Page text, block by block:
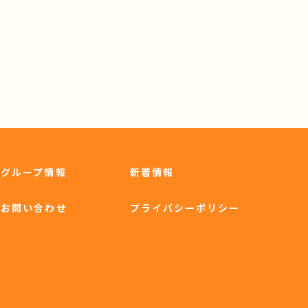
グループ情報 新着情報
お問い合わせ プライバシーポリシー